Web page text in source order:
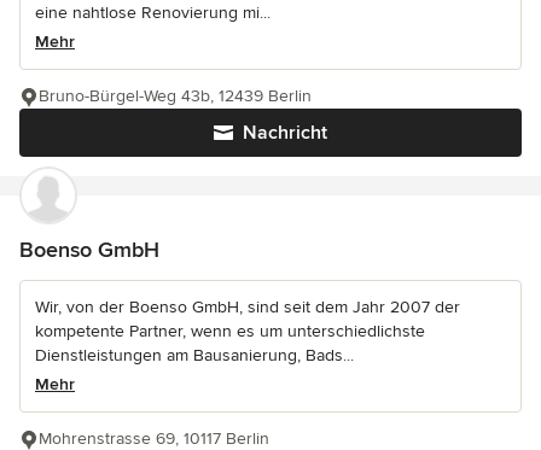
eine nahtlose Renovierung mi...
Mehr
Nachricht
Bruno-Bürgel-Weg 43b, 12439 Berlin
Boenso GmbH
Wir, von der Boenso GmbH, sind seit dem Jahr 2007 der
kompetente Partner, wenn es um unterschiedlichste
Dienstleistungen am Bausanierung, Bads...
Mehr
Mohrenstrasse 69, 10117 Berlin